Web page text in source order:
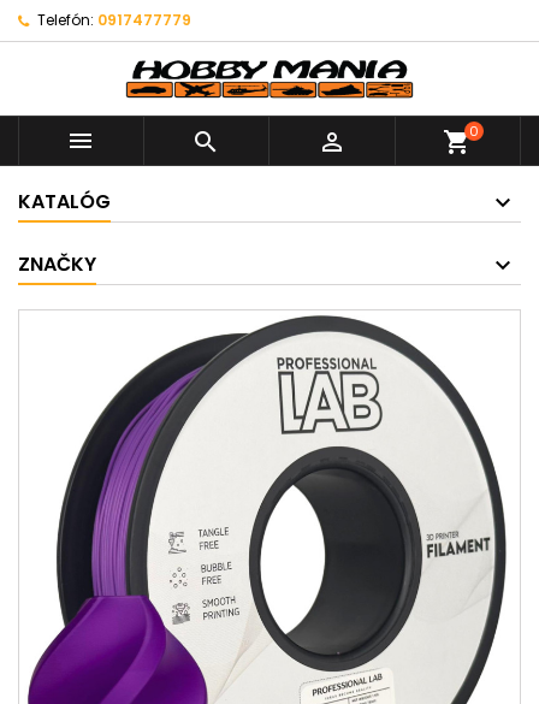
Telefón: 0917477779
   shopping_cart0
KATALÓG
ZNAČKY